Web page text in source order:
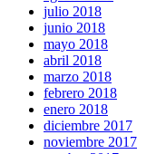
julio 2018
junio 2018
mayo 2018
abril 2018
marzo 2018
febrero 2018
enero 2018
diciembre 2017
noviembre 2017